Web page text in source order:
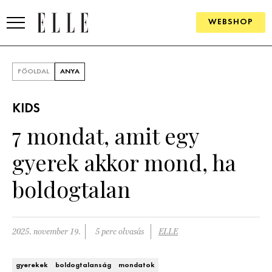
WEBSHOP
SZÉPSÉG
KULTÚRA
ÉLETMÓD
PÁRKAPCSOLAT
FŐOLDAL ANYA
KIDS
7 mondat, amit egy
gyerek akkor mond, ha
boldogtalan
2025. november 19. 5 perc olvasás ELLE
gyerekek boldogtalanság mondatok